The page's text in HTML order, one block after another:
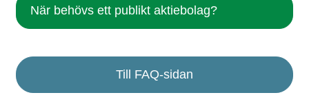
När behövs ett publikt aktiebolag?
Till FAQ-sidan